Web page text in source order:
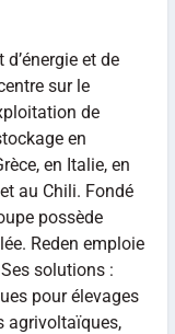
et de
sur le
de
en
en Italie, en
au Chili. Fondé
possède
Reden emploie
solutions :
pour élevages
agrivoltaïques,